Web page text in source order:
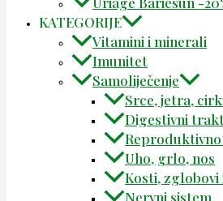
KATEGORIJE
Vitamini i minerali
Imunitet
Samoliječenje
Srce, jetra,
Digestivni
Uho, grlo, nos
Kosti, zglobovi
Nervni sistem